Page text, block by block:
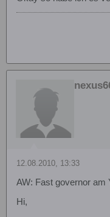
12.08.2010, 13:33
AW: Fast governor am
Hi,